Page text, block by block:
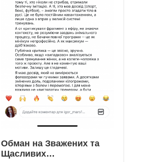
Обман на Зважених та
Щасливих…